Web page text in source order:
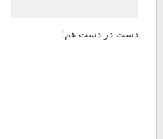
دست در دست هم!